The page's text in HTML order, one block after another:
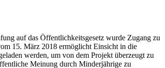
auf das Öffentlichkeitsgesetz wurde Zugang zu
15. März 2018 ermöglicht Einsicht in die
werden, um von dem Projekt überzeugt zu
Meinung durch Minderjährige zu